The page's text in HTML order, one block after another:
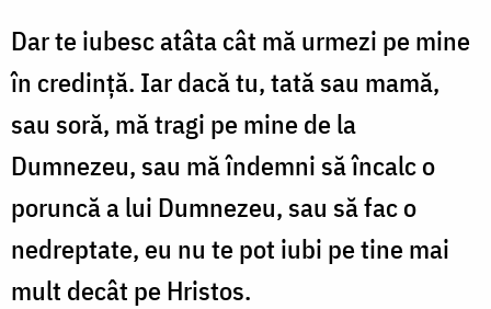
Dar te iubesc atâta cât mă urmezi pe mine
în credinţă. Iar dacă tu, tată sau mamă,
sau soră, mă tragi pe mine de la
Dumnezeu, sau mă îndemni să încalc o
poruncă a lui Dumnezeu, sau să fac o
nedreptate, eu nu te pot iubi pe tine mai
mult decât pe Hristos.